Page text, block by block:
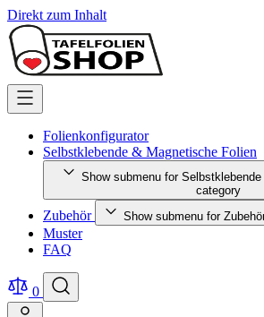
Direkt zum Inhalt
Folienkonfigurator
Selbstklebende & Magnetische Folien
Show submenu for
category
Zubehör Show submenu for
Muster
FAQ
0